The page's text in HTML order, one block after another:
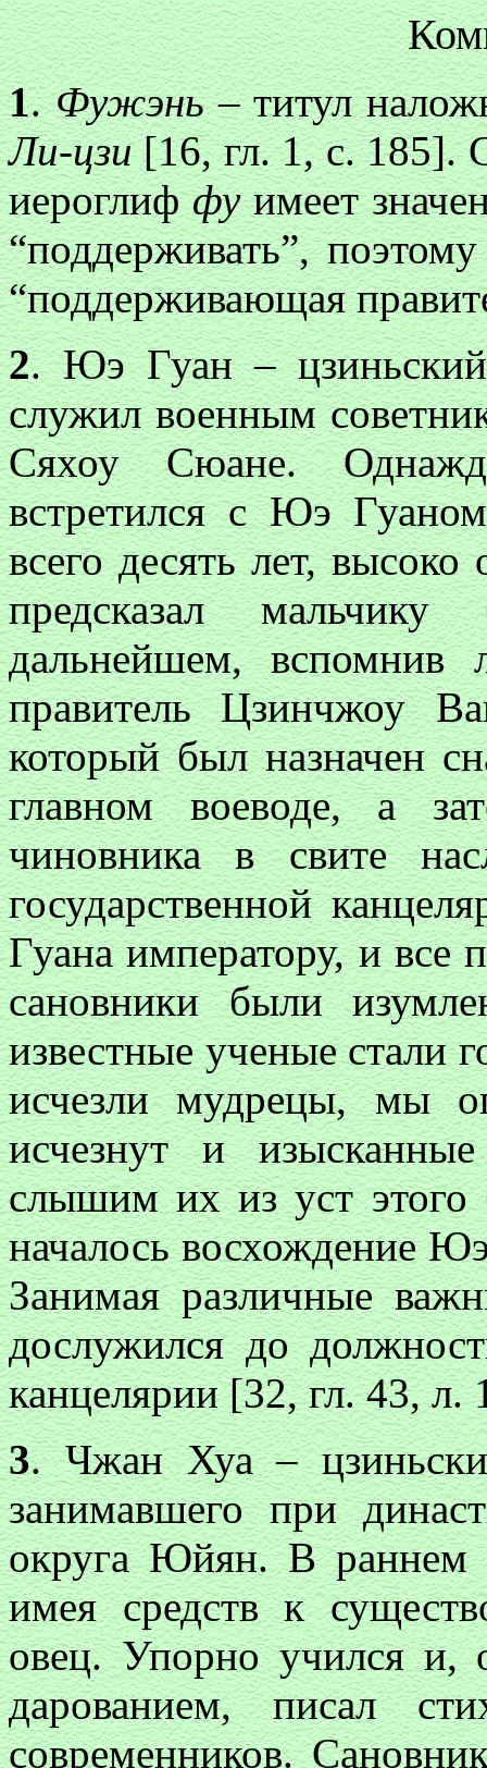
1.Фужэнь– титул
Ли-цзи[16, гл. 1, с. 185].
иероглиффуимеет
“поддерживать”,
“поддерживающая
2. Юэ Гуан –
служил военным
Сяхоу Сюане.
встретился с Юэ
всего десять лет, высоко
предсказал
дальнейшем, вспомнив
правитель Цзинчжоу
который был назначен
главном воеводе, а
чиновника в свите
государственной
Гуана императору, и все
сановники были
известные ученые стали
исчезли мудрецы, мы
исчезнут и
слышим их из уст этого
началось восхождение
Занимая различные
дослужился до
канцелярии [32, гл. 43, л.
3. Чжан Хуа –
занимавшего при
округа Юйян. В раннем
имея средств к
овец. Упорно учился и,
дарованием, писал
современников.